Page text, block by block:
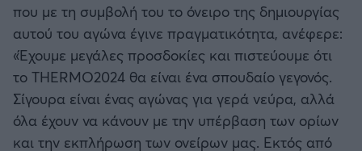
που με τη συμβολή του το όνειρο της δημιουργίας
αυτού του αγώνα έγινε πραγματικότητα, ανέφερε:
«Έχουμε μεγάλες προσδοκίες και πιστεύουμε ότι
το THERMO2024 θα είναι ένα σπουδαίο γεγονός.
Σίγουρα είναι ένας αγώνας για γερά νεύρα, αλλά
όλα έχουν να κάνουν με την υπέρβαση των ορίων
και την εκπλήρωση των ονείρων μας. Εκτός από